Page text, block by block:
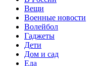
Вещи
Военные новости
Волейбол
Гаджеты
Дети
Дом и сад
Еда